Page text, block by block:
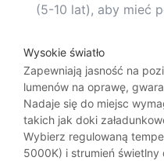
utrudniona.
(5-10 lat), aby mieć
Wysokie światło
Zapewniają jasność na
lumenów na oprawę,
oświetlenie dużych
czy hale produkcyjne.
Nadaje się do miejsc
takich jak doki
powierzchnie handlowe.
Wybierz regulowaną
5000K) i strumień